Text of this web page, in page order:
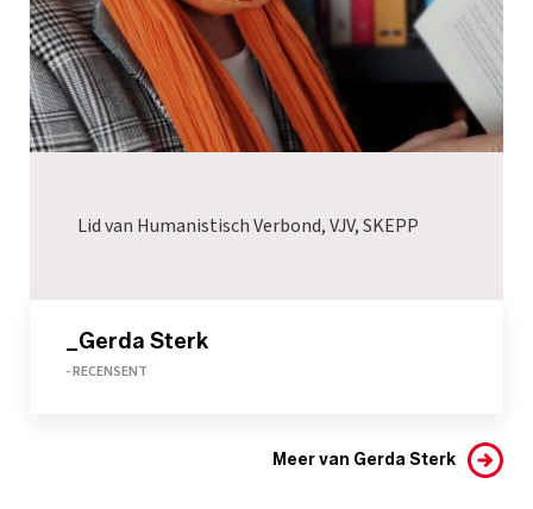
Lid van Humanistisch Verbond, VJV, SKEPP
_Gerda Sterk
- RECENSENT
Meer van Gerda Sterk